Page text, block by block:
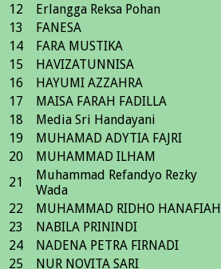
12
Erlangga Reksa Pohan
13
FANESA
14
FARA MUSTIKA
15
HAVIZATUNNISA
16
HAYUMI AZZAHRA
17
MAISA FARAH FADILLA
18
Media Sri Handayani
19
MUHAMAD ADYTIA FAJRI
20
MUHAMMAD ILHAM
21
Muhammad Refandyo Rezky
Wada
22
MUHAMMAD RIDHO HANAFIAH
23
NABILA PRININDI
24
NADENA PETRA FIRNADI
25
NUR NOVITA SARI